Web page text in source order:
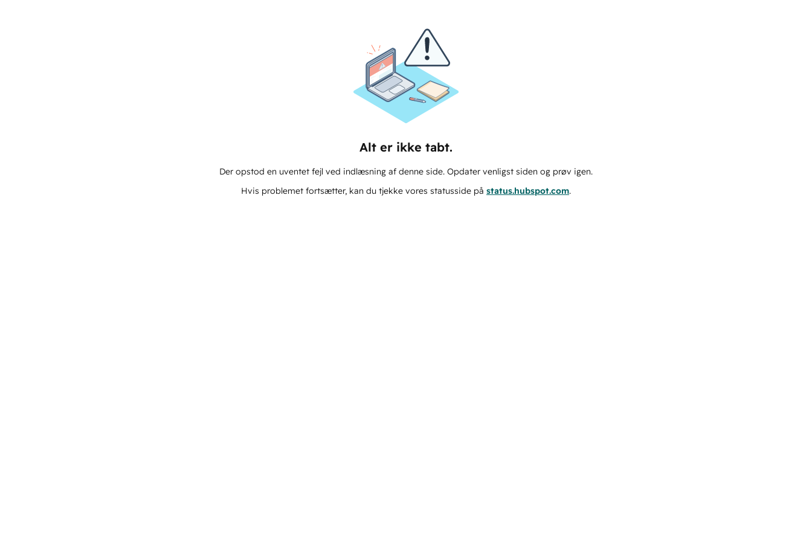
Alt er ikke tabt.
Der opstod en uventet fejl ved indlæsning af denne side. Opdater venligst siden og prøv igen.
Hvis problemet fortsætter, kan du tjekke vores statusside på status.hubspot.com.